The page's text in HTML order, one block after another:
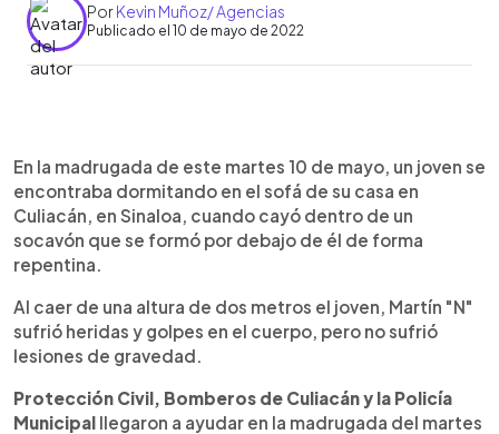
PorKevin Muñoz/ Agencias
Publicado el 10 de mayo de 2022
Escuchar artículo
En la madrugada de este martes 10 de mayo, un joven se
encontraba dormitando en el sofá de su casa en
Culiacán, en Sinaloa, cuando cayó dentro de un
socavón que se formó por debajo de él de forma
repentina.
Al caer de una altura de dos metros el joven, Martín "N"
sufrió heridas y golpes en el cuerpo, pero no sufrió
lesiones de gravedad.
Protección Civil, Bomberos de Culiacán y la Policía
Municipal llegaron a ayudar en la madrugada del martes